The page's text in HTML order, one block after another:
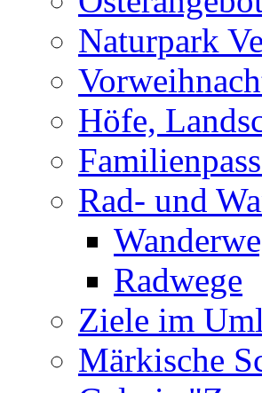
Naturpark
Höfe,
Rad- und
Radwege
Ziele im
Märkische